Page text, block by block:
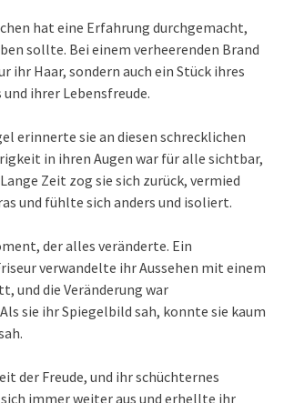
hat eine Erfahrung durchgemacht,
sollte. Bei einem verheerenden Brand
ihr Haar, sondern auch ein Stück ihres
ihrer Lebensfreude.
erinnerte sie an diesen schrecklichen
in ihren Augen war für alle sichtbar,
Zeit zog sie sich zurück, vermied
und fühlte sich anders und isoliert.
der alles veränderte. Ein
verwandelte ihr Aussehen mit einem
und die Veränderung war
sie ihr Spiegelbild sah, konnte sie kaum
der Freude, und ihr schüchternes
immer weiter aus und erhellte ihr